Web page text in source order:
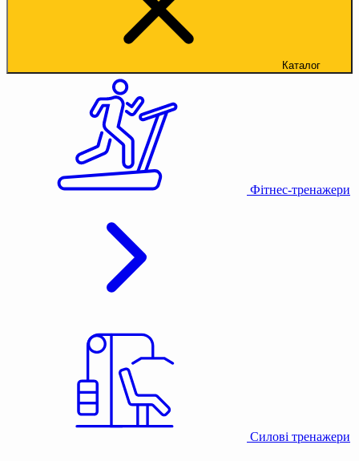
Каталог
Фітнес-тренажери
Силові тренажери